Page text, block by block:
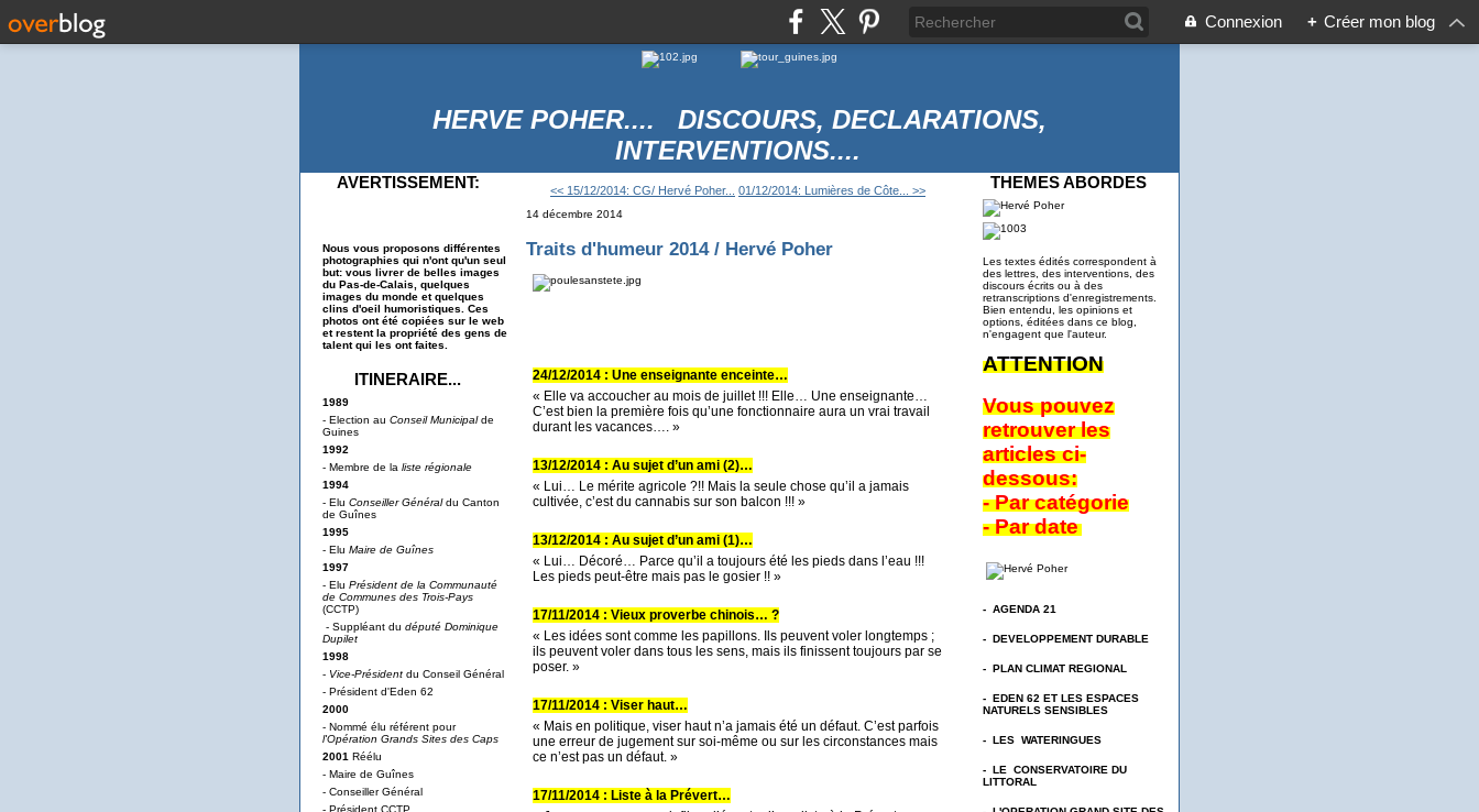
Connexion + Créer mon blog
HERVE POHER.... DISCOURS, DECLARATIONS,
INTERVENTIONS....
AVERTISSEMENT:
Nous vous proposons différentes
photographies qui n'ont qu'un seul
but: vous livrer de belles images
du Pas-de-Calais, quelques
images du monde et quelques
clins d'oeil humoristiques. Ces
photos ont été copiées sur le web
et restent la propriété des gens de
talent qui les ont faites.
ITINERAIRE...
1989
- Election au Conseil Municipalde
Guines
1992
- Membre de la liste régionale
1994
- Elu Conseiller Généraldu Canton
de Guînes
1995
- Elu Maire de Guînes
1997
- Elu Président de la Communauté
de Communes des Trois-Pays
(CCTP)
- Suppléant du député Dominique
Dupilet
1998
- Vice-Président du Conseil Général
- Président d'Eden 62
2000
- Nommé élu référent pour
l'Opération Grands Sites des Caps
2001 Réélu
- Maire de Guînes
- Conseiller Général
- Président CCTP
<< 15/12/2014: CG/ Hervé Poher... 01/12/2014: Lumières de Côte... >>
14 décembre 2014
Traits d'humeur 2014 / Hervé Poher
24/12/2014 : Une enseignante enceinte…
« Elle va accoucher au mois de juillet !!! Elle… Une enseignante…
C’est bien la première fois qu’une fonctionnaire aura un vrai travail
durant les vacances…. »
13/12/2014 : Au sujet d’un ami (2)…
« Lui… Le mérite agricole ?!! Mais la seule chose qu’il a jamais
cultivée, c’est du cannabis sur son balcon !!! »
13/12/2014 : Au sujet d’un ami (1)…
« Lui… Décoré… Parce qu’il a toujours été les pieds dans l’eau !!!
Les pieds peut-être mais pas le gosier !! »
17/11/2014 : Vieux proverbe chinois… ?
« Les idées sont comme les papillons. Ils peuvent voler longtemps ;
ils peuvent voler dans tous les sens, mais ils finissent toujours par se
poser. »
17/11/2014 : Viser haut…
« Mais en politique, viser haut n’a jamais été un défaut. C’est parfois
une erreur de jugement sur soi-même ou sur les circonstances mais
ce n’est pas un défaut. »
17/11/2014 : Liste à la Prévert…
THEMES ABORDES
Les textes édités correspondent à
des lettres, des interventions, des
discours écrits ou à des
retranscriptions d'enregistrements.
Bien entendu, les opinions et
options, éditées dans ce blog,
n'engagent que l'auteur.
ATTENTION
Vous pouvez
retrouver les
articles ci-
dessous:
- Par catégorie
- Par date
- AGENDA 21
- DEVELOPPEMENT DURABLE
- PLAN CLIMAT REGIONAL
- EDEN 62 ET LES ESPACES
NATURELS SENSIBLES
- LES WATERINGUES
- LE CONSERVATOIRE DU
LITTORAL